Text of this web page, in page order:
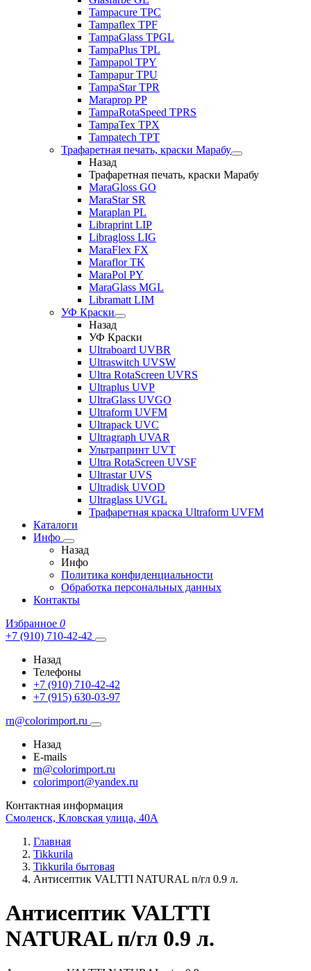
Tampacure TPC
Tampaflex TPF
TampaGlass TPGL
TampaPlus TPL
Tampapol TPY
Tampapur TPU
TampaStar TPR
Maraprop PP
TampaRotaSpeed TPRS
TampaTex TPX
Tampatech TPT
Трафаретная печать, краски Марабу
Назад
Трафаретная печать, краски Марабу
MaraGloss GO
MaraStar SR
Maraplan PL
Libraprint LIP
Libragloss LIG
MaraFlex FX
Maraflor TK
MaraPol PY
MaraGlass MGL
Libramatt LIM
УФ Краски
Назад
УФ Краски
Ultraboard UVBR
Ultraswitch UVSW
Ultra RotaScreen UVRS
Ultraplus UVP
UltraGlass UVGO
Ultraform UVFM
Ultrapack UVC
Ultragraph UVAR
Ультрапринт UVT
Ultra RotaScreen UVSF
Ultrastar UVS
Ultradisk UVOD
Ultraglass UVGL
Трафаретная краска Ultraform UVFM
Каталоги
Инфо
Назад
Инфо
Политика конфиденциальности
Обработка персональных данных
Контакты
Избранное 0
+7 (910) 710-42-42
Назад
Телефоны
+7 (910) 710-42-42
+7 (915) 630-03-97
rn@colorimport.ru
Назад
E-mails
rn@colorimport.ru
colorimport@yandex.ru
Контактная информация
Смоленск, Кловская улица, 40А
Главная
Tikkurila
Tikkurila бытовая
Антисептик VALTTI NATURAL п/гл 0.9 л.
Антисептик VALTTI
NATURAL п/гл 0.9 л.